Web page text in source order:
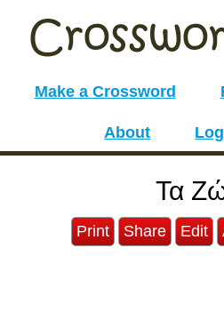
Make a Crossword
About
Τα
Print Share Edit